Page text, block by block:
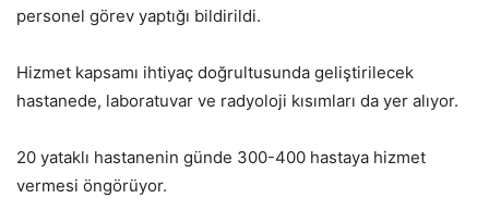
personel görev yaptığı bildirildi.
Hizmet kapsamı ihtiyaç doğrultusunda geliştirilecek
hastanede, laboratuvar ve radyoloji kısımları da yer alıyor.
20 yataklı hastanenin günde 300-400 hastaya hizmet
vermesi öngörüyor.